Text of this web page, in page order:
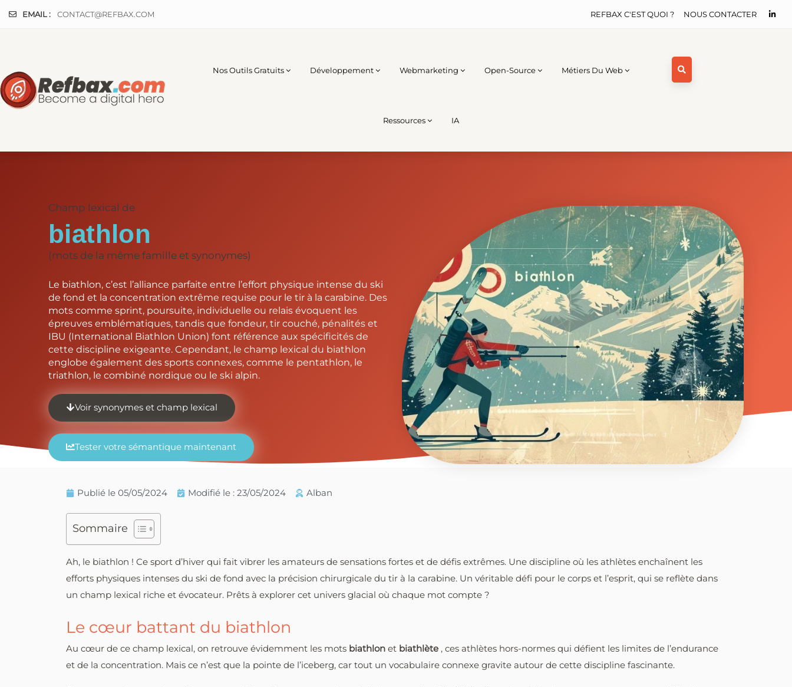
EMAIL : CONTACT@REFBAX.COM NOUS CONTACTER
REFBAX C'EST QUOI ?
Nos Outils Gratuits Développement Webmarketing Open-Source Métiers Du Web
Ressources IA
Champ lexical de
biathlon
(mots de la même famille et synonymes)
Le biathlon, c’est l’alliance parfaite entre l’effort physique intense du ski
de fond et la concentration extrême requise pour le tir à la carabine. Des
mots comme sprint, poursuite, individuelle ou relais évoquent les
épreuves emblématiques, tandis que fondeur, tir couché, pénalités et
IBU (International Biathlon Union) font référence aux spécificités de
cette discipline exigeante. Cependant, le champ lexical du biathlon
englobe également des sports connexes, comme le pentathlon, le
triathlon, le combiné nordique ou le ski alpin.
Voir synonymes et champ lexical
Tester votre sémantique maintenant
Publié le 05/05/2024 Modifié le : 23/05/2024 Alban
Sommaire
Ah, le biathlon ! Ce sport d’hiver qui fait vibrer les amateurs de sensations fortes et de défis extrêmes. Une discipline où les athlètes enchaînent les
efforts physiques intenses du ski de fond avec la précision chirurgicale du tir à la carabine. Un véritable défi pour le corps et l’esprit, qui se reflète dans
un champ lexical riche et évocateur. Prêts à explorer cet univers glacial où chaque mot compte ?
Le cœur battant du biathlon
Au cœur de ce champ lexical, on retrouve évidemment les mots biathlon et biathlète , ces athlètes hors-normes qui défient les limites de l’endurance
et de la concentration. Mais ce n’est que la pointe de l’iceberg, car tout un vocabulaire connexe gravite autour de cette discipline fascinante.